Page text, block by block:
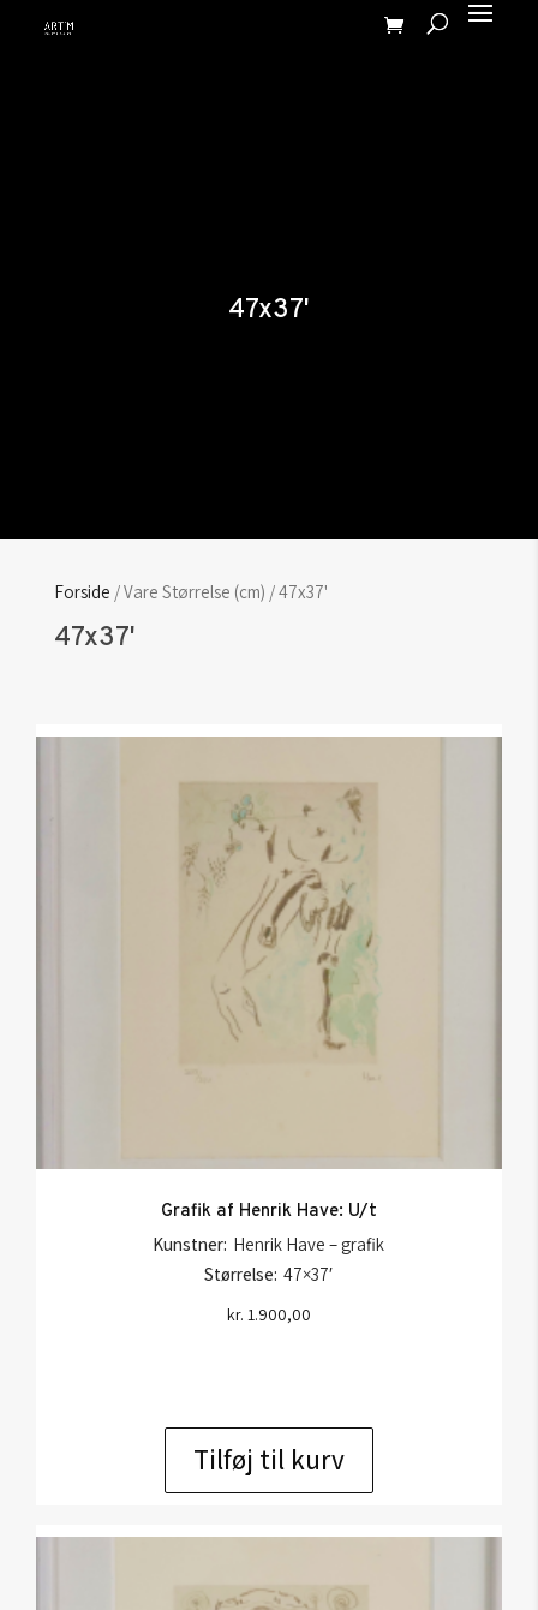
47x37'
Forside / Vare Størrelse (cm) / 47x37'
47x37'
Grafik af Henrik Have: U/t
Kunstner: Henrik Have – grafik
Størrelse: 47×37′
kr. 1.900,00
Tilføj til kurv